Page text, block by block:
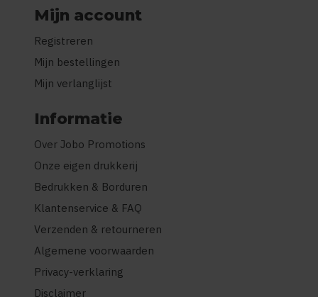
Mijn account
Registreren
Mijn bestellingen
Mijn verlanglijst
Informatie
Over Jobo Promotions
Onze eigen drukkerij
Bedrukken & Borduren
Klantenservice & FAQ
Verzenden & retourneren
Algemene voorwaarden
Privacy-verklaring
Disclaimer